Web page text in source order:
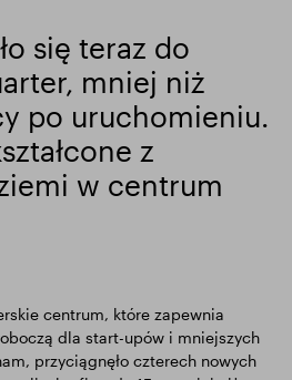
się teraz do
mniej niż
po uruchomieniu.
z
w centrum
centrum, które zapewnia
dla start-upów i mniejszych
przyciągnęło czterech nowych